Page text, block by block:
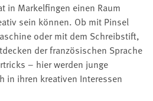
in Markelfingen einen Raum
sein können. Ob mit Pinsel
oder mit dem Schreibstift,
der französischen Sprache
– hier werden junge
in ihren kreativen Interessen